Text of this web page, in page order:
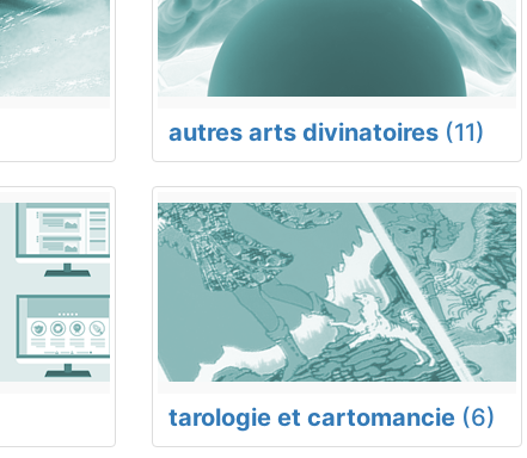
autres arts divinatoires (11)
tarologie et cartomancie (6)